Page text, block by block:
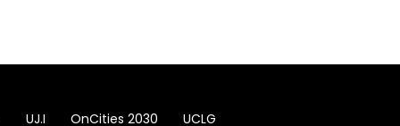
UJ.I OnCities 2030 UCLG